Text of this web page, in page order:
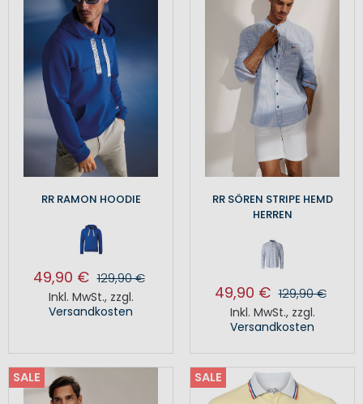
RR RAMON HOODIE
49,90 € 129,90 €
Inkl. MwSt., zzgl.
Versandkosten
RR SÖREN STRIPE HEMD
HERREN
49,90 € 129,90 €
Inkl. MwSt., zzgl.
Versandkosten
SALE SALE